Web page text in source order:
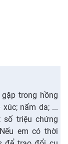
trong hồng
nấm da; ...
số triệu chứng
em có thời